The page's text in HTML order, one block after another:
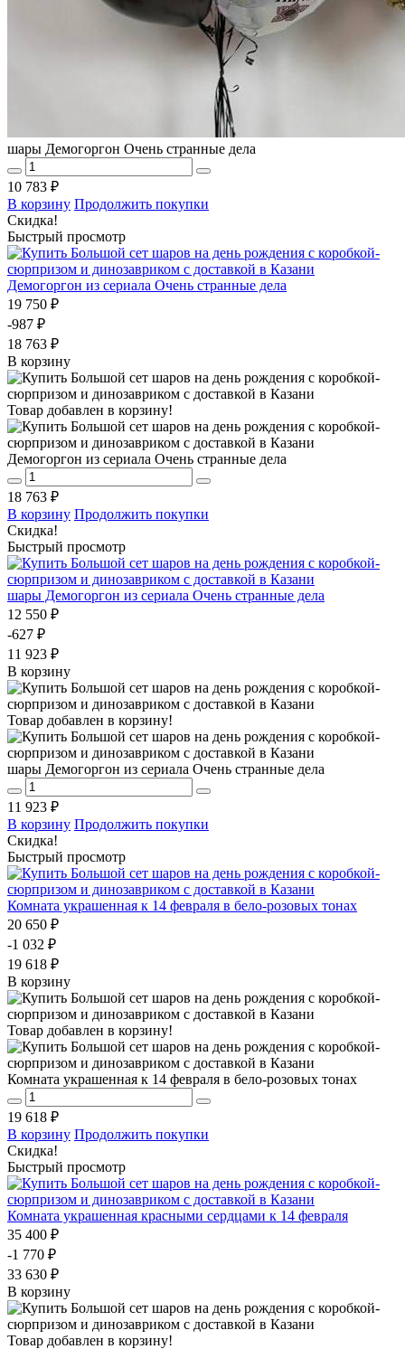
шары Демогоргон Очень странные дела
10 783 ₽
В корзину Продолжить покупки
Скидка!
Быстрый просмотр
Демогоргон из сериала Очень странные дела
19 750 ₽
-987 ₽
18 763 ₽
В корзину
Товар добавлен в корзину!
Демогоргон из сериала Очень странные дела
18 763 ₽
В корзину Продолжить покупки
Скидка!
Быстрый просмотр
шары Демогоргон из сериала Очень странные дела
12 550 ₽
-627 ₽
11 923 ₽
В корзину
Товар добавлен в корзину!
шары Демогоргон из сериала Очень странные дела
11 923 ₽
В корзину Продолжить покупки
Скидка!
Быстрый просмотр
Комната украшенная к 14 февраля в бело-розовых тонах
20 650 ₽
-1 032 ₽
19 618 ₽
В корзину
Товар добавлен в корзину!
Комната украшенная к 14 февраля в бело-розовых тонах
19 618 ₽
В корзину Продолжить покупки
Скидка!
Быстрый просмотр
Комната украшенная красными сердцами к 14 февраля
35 400 ₽
-1 770 ₽
33 630 ₽
В корзину
Товар добавлен в корзину!